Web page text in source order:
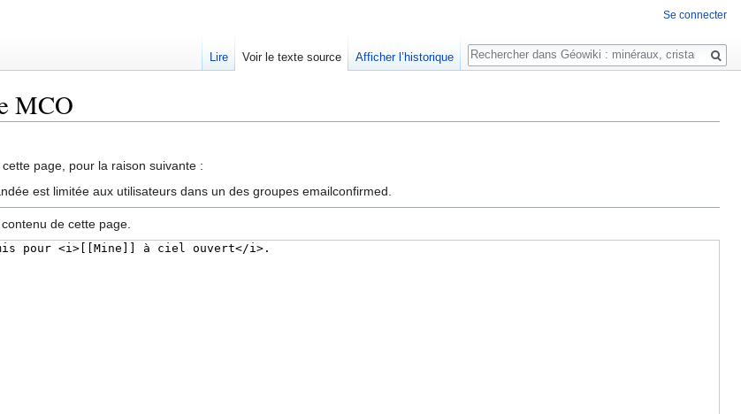
MCO
page, pour la raison suivante :
est limitée aux utilisateurs dans un des groupes emailconfirmed.
de cette page.
Se connecter
Lire Voir le texte source Afficher l’historique
Rechercher